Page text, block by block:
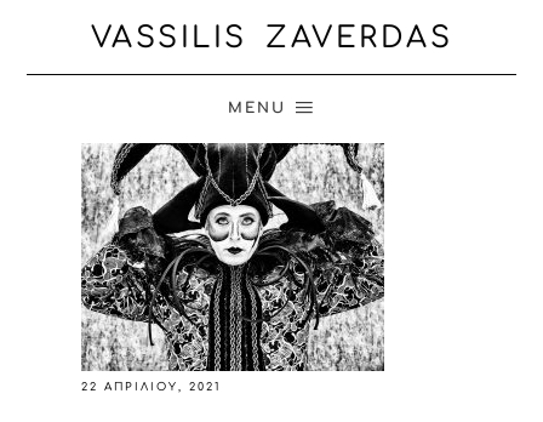
VASSILIS ZAVERDAS
MENU
22 ΑΠΡΙΛΊΟΥ, 2021